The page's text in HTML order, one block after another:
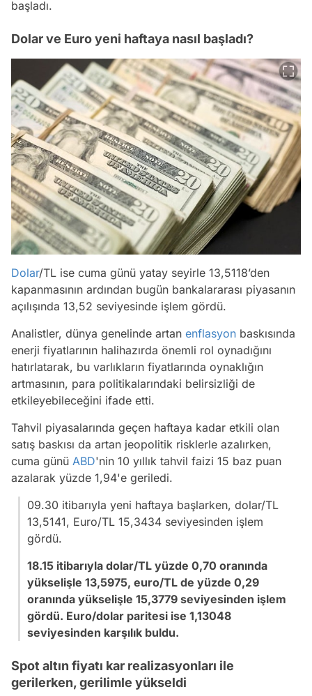
başladı.
Dolar ve Euro yeni haftaya nasıl başladı?
Dolar/TL ise cuma günü yatay seyirle 13,5118’den
kapanmasının ardından bugün bankalararası piyasanın
açılışında 13,52 seviyesinde işlem gördü.
Analistler, dünya genelinde artan enflasyon baskısında
enerji fiyatlarının halihazırda önemli rol oynadığını
hatırlatarak, bu varlıkların fiyatlarında oynaklığın
artmasının, para politikalarındaki belirsizliği de
etkileyebileceğini ifade etti.
Tahvil piyasalarında geçen haftaya kadar etkili olan
satış baskısı da artan jeopolitik risklerle azalırken,
cuma günü ABD'nin 10 yıllık tahvil faizi 15 baz puan
azalarak yüzde 1,94'e geriledi.
09.30 itibarıyla yeni haftaya başlarken, dolar/TL
13,5141, Euro/TL 15,3434 seviyesinden işlem
gördü.
18.15 itibarıyla dolar/TL yüzde 0,70 oranında
yükselişle 13,5975, euro/TL de yüzde 0,29
oranında yükselişle 15,3779 seviyesinden işlem
gördü. Euro/dolar paritesi ise 1,13048
seviyesinden karşılık buldu.
Spot altın fiyatı kar realizasyonları ile
gerilerken, gerilimle yükseldi